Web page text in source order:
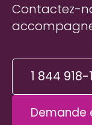
Contactez-
1 844 918-
Demande